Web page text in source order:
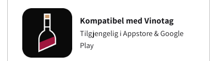
Kompatibel med Vinotag
Tilgjengelig i Appstore & Google
Play